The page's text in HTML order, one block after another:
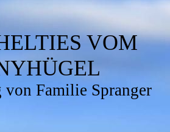
VOM
Familie Spranger